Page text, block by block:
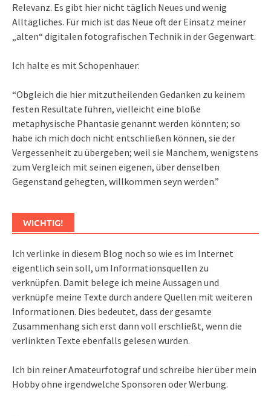
Relevanz. Es gibt hier nicht täglich Neues und wenig
Alltägliches. Für mich ist das Neue oft der Einsatz meiner
„alten“ digitalen fotografischen Technik in der Gegenwart.
Ich halte es mit Schopenhauer:
“Obgleich die hier mitzutheilenden Gedanken zu keinem
festen Resultate führen, vielleicht eine bloße
metaphysische Phantasie genannt werden könnten; so
habe ich mich doch nicht entschließen können, sie der
Vergessenheit zu übergeben; weil sie Manchem, wenigstens
zum Vergleich mit seinen eigenen, über denselben
Gegenstand gehegten, willkommen seyn werden.”
WICHTIG!
Ich verlinke in diesem Blog noch so wie es im Internet
eigentlich sein soll, um Informationsquellen zu
verknüpfen. Damit belege ich meine Aussagen und
verknüpfe meine Texte durch andere Quellen mit weiteren
Informationen. Dies bedeutet, dass der gesamte
Zusammenhang sich erst dann voll erschließt, wenn die
verlinkten Texte ebenfalls gelesen wurden.
Ich bin reiner Amateurfotograf und schreibe hier über mein
Hobby ohne irgendwelche Sponsoren oder Werbung.